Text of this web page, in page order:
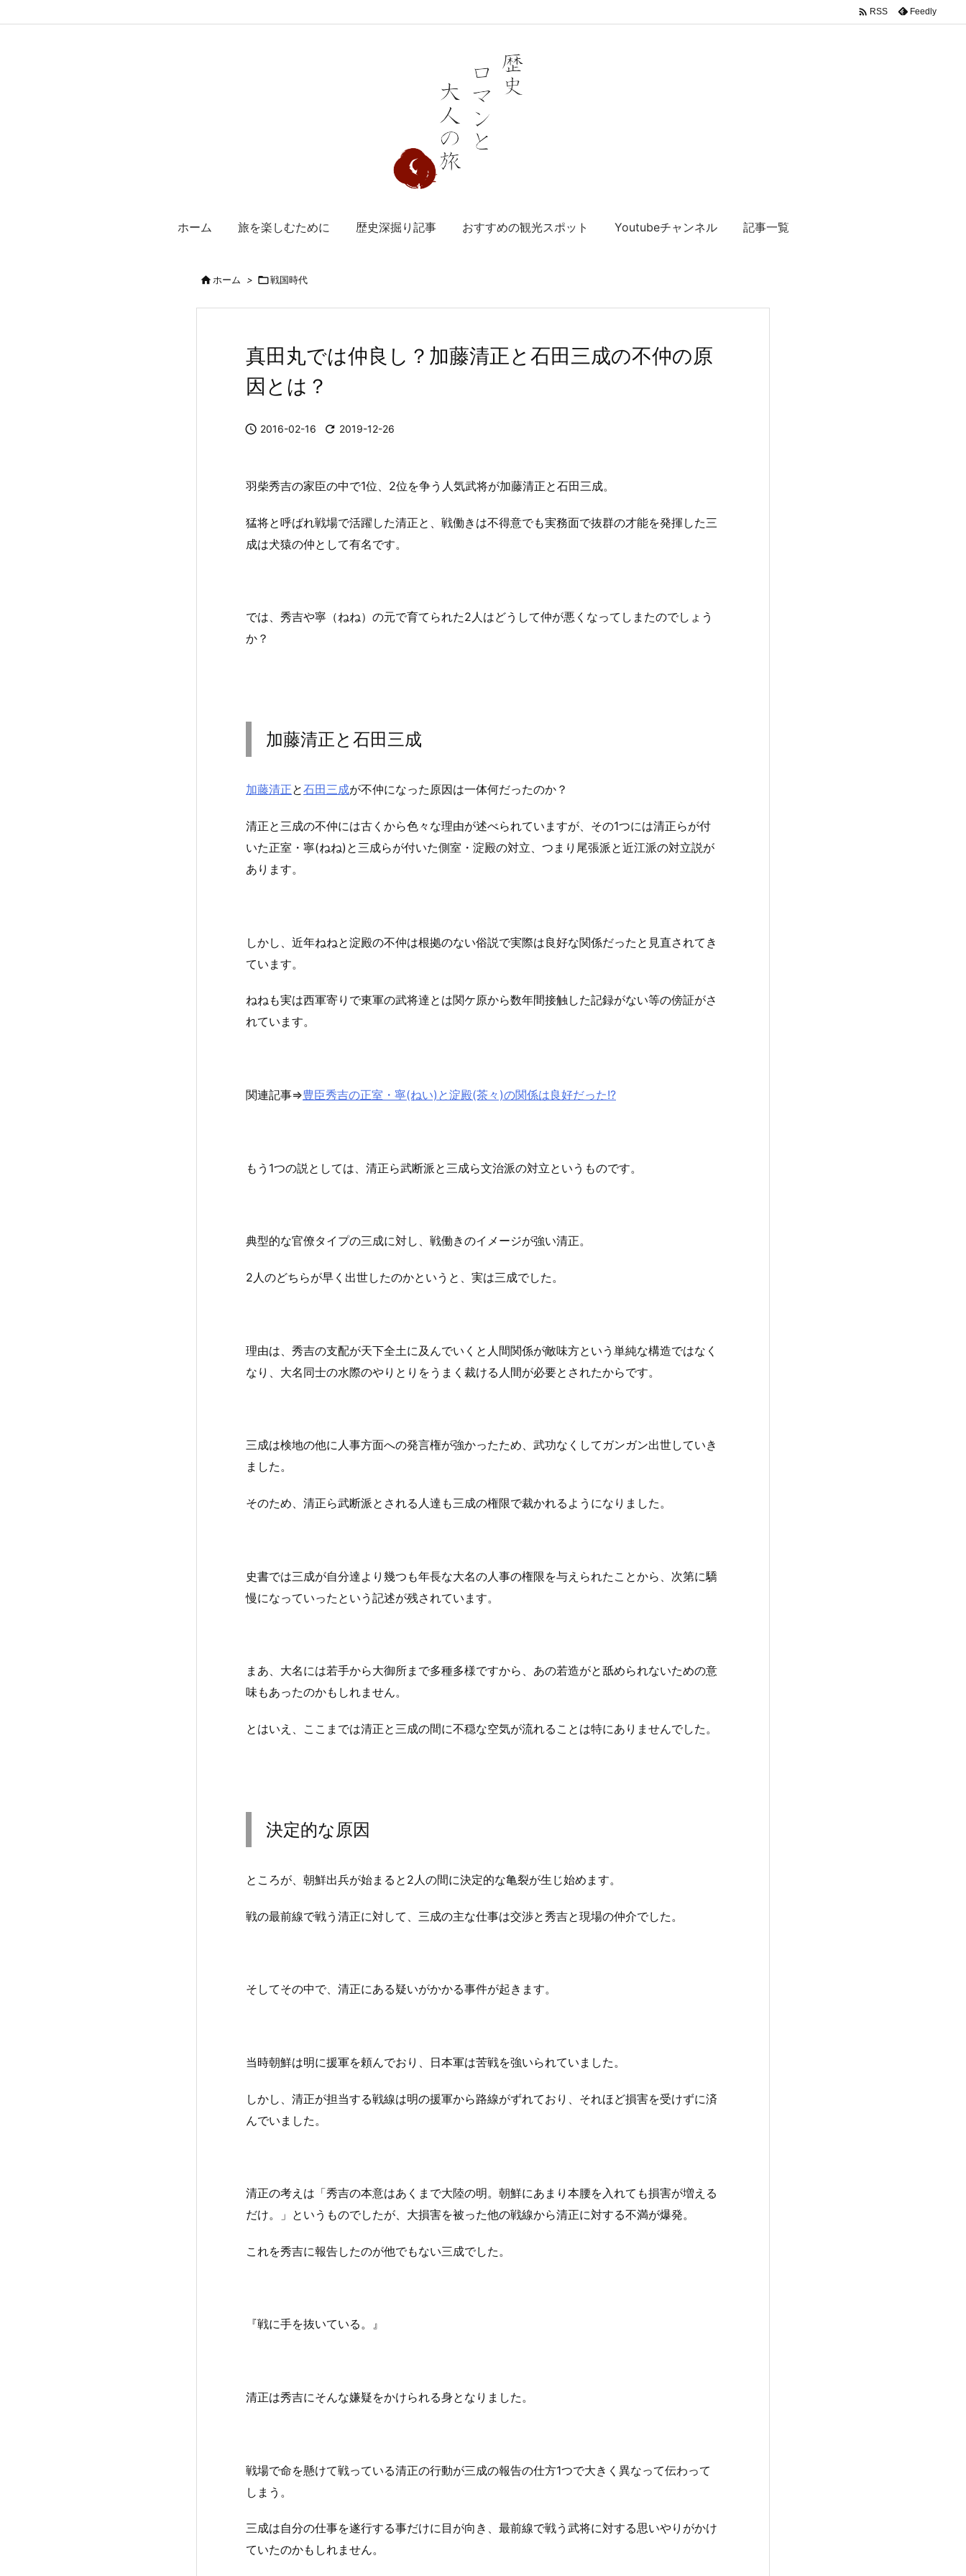
ホーム 旅を楽しむために 歴史深掘り記事 おすすめの観光スポット Youtubeチャンネル 記事一覧
 RSS Feedly
ホーム > 戦国時代
真田丸では仲良し？加藤清正と石田三成の不仲の原
因とは？
 2016-02-16  2019-12-26
羽柴秀吉の家臣の中で1位、2位を争う人気武将が加藤清正と石田三成。
猛将と呼ばれ戦場で活躍した清正と、戦働きは不得意でも実務面で抜群の才能を発揮した三
成は犬猿の仲として有名です。
では、秀吉や寧（ねね）の元で育てられた2人はどうして仲が悪くなってしまたのでしょう
か？
加藤清正と石田三成
加藤清正と石田三成が不仲になった原因は一体何だったのか？
清正と三成の不仲には古くから色々な理由が述べられていますが、その1つには清正らが付
いた正室・寧(ねね)と三成らが付いた側室・淀殿の対立、つまり尾張派と近江派の対立説が
あります。
しかし、近年ねねと淀殿の不仲は根拠のない俗説で実際は良好な関係だったと見直されてき
ています。
ねねも実は西軍寄りで東軍の武将達とは関ケ原から数年間接触した記録がない等の傍証がさ
れています。
関連記事⇒豊臣秀吉の正室・寧(ねい)と淀殿(茶々)の関係は良好だった!?
もう1つの説としては、清正ら武断派と三成ら文治派の対立というものです。
典型的な官僚タイプの三成に対し、戦働きのイメージが強い清正。
2人のどちらが早く出世したのかというと、実は三成でした。
理由は、秀吉の支配が天下全土に及んでいくと人間関係が敵味方という単純な構造ではなく
なり、大名同士の水際のやりとりをうまく裁ける人間が必要とされたからです。
三成は検地の他に人事方面への発言権が強かったため、武功なくしてガンガン出世していき
ました。
そのため、清正ら武断派とされる人達も三成の権限で裁かれるようになりました。
史書では三成が自分達より幾つも年長な大名の人事の権限を与えられたことから、次第に驕
慢になっていったという記述が残されています。
まあ、大名には若手から大御所まで多種多様ですから、あの若造がと舐められないための意
味もあったのかもしれません。
とはいえ、ここまでは清正と三成の間に不穏な空気が流れることは特にありませんでした。
決定的な原因
ところが、朝鮮出兵が始まると2人の間に決定的な亀裂が生じ始めます。
戦の最前線で戦う清正に対して、三成の主な仕事は交渉と秀吉と現場の仲介でした。
そしてその中で、清正にある疑いがかかる事件が起きます。
当時朝鮮は明に援軍を頼んでおり、日本軍は苦戦を強いられていました。
しかし、清正が担当する戦線は明の援軍から路線がずれており、それほど損害を受けずに済
んでいました。
清正の考えは「秀吉の本意はあくまで大陸の明。朝鮮にあまり本腰を入れても損害が増える
だけ。」というものでしたが、大損害を被った他の戦線から清正に対する不満が爆発。
これを秀吉に報告したのが他でもない三成でした。
『戦に手を抜いている。』
清正は秀吉にそんな嫌疑をかけられる身となりました。
戦場で命を懸けて戦っている清正の行動が三成の報告の仕方1つで大きく異なって伝わって
しまう。
三成は自分の仕事を遂行する事だけに目が向き、最前線で戦う武将に対する思いやりがかけ
ていたのかもしれません。